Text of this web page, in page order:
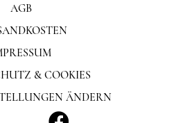
AGB
& COOKIES
ÄNDERN